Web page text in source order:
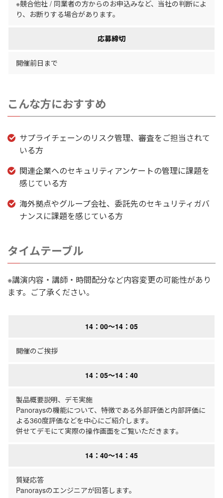
※競合他社 / 同業者の方からのお申込みなど、当社の判断によ
り、お断りする場合があります。
応募締切
開催前日まで
こんな方におすすめ
サプライチェーンのリスク管理、審査をご担当されて
いる方
関連企業へのセキュリティアンケートの管理に課題を
感じている方
海外拠点やグループ会社、委託先のセキュリティガバ
ナンスに課題を感じている方
タイムテーブル
※講演内容・講師・時間配分など内容変更の可能性があり
ます。ご了承ください。
14：00～14：05
開催のご挨拶
14：05～14：40
製品概要説明、デモ実施
Panoraysの機能について、特徴である外部評価と内部評価に
よる360度評価などを中心にご紹介します。
併せてデモにて実際の操作画面をご覧いただきます。
14：40～14：45
質疑応答
Panoraysのエンジニアが回答します。